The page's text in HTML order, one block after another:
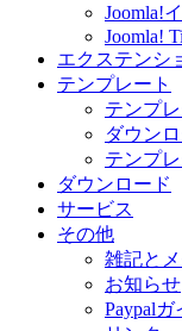
Joomla!
Joomla!
エクステンシ
テンプレート
テンプ
ダウン
テンプ
ダウンロード
サービス
その他
雑記と
お知らせ
Paypalガ